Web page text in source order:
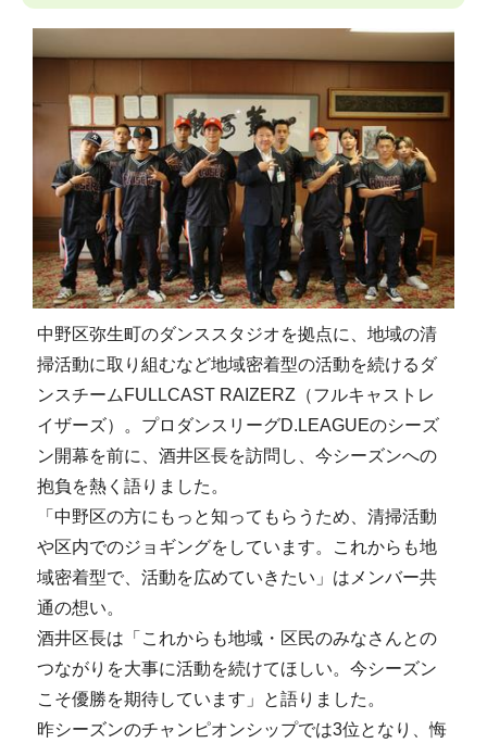
中野区弥生町のダンススタジオを拠点に、地域の清
掃活動に取り組むなど地域密着型の活動を続けるダ
ンスチームFULLCAST RAIZERZ（フルキャストレ
イザーズ）。プロダンスリーグD.LEAGUEのシーズ
ン開幕を前に、酒井区長を訪問し、今シーズンへの
抱負を熱く語りました。
「中野区の方にもっと知ってもらうため、清掃活動
や区内でのジョギングをしています。これからも地
域密着型で、活動を広めていきたい」はメンバー共
通の想い。
酒井区長は「これからも地域・区民のみなさんとの
つながりを大事に活動を続けてほしい。今シーズン
こそ優勝を期待しています」と語りました。
昨シーズンのチャンピオンシップでは3位となり、悔